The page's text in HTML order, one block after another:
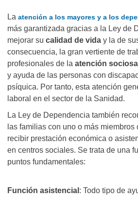
La atención a los mayores y a los
más garantizada gracias a la Ley de
mejorar su calidad de vida y la de
consecuencia, la gran vertiente de
profesionales de la atención
y ayuda de las personas con
psíquica. Por tanto, esta atención
laboral en el sector de la Sanidad.
La Ley de Dependencia también
las familias con uno o más miembros
recibir prestación económica o
en centros sociales. Se trata de una
puntos fundamentales:
Función asistencial : Todo tipo de